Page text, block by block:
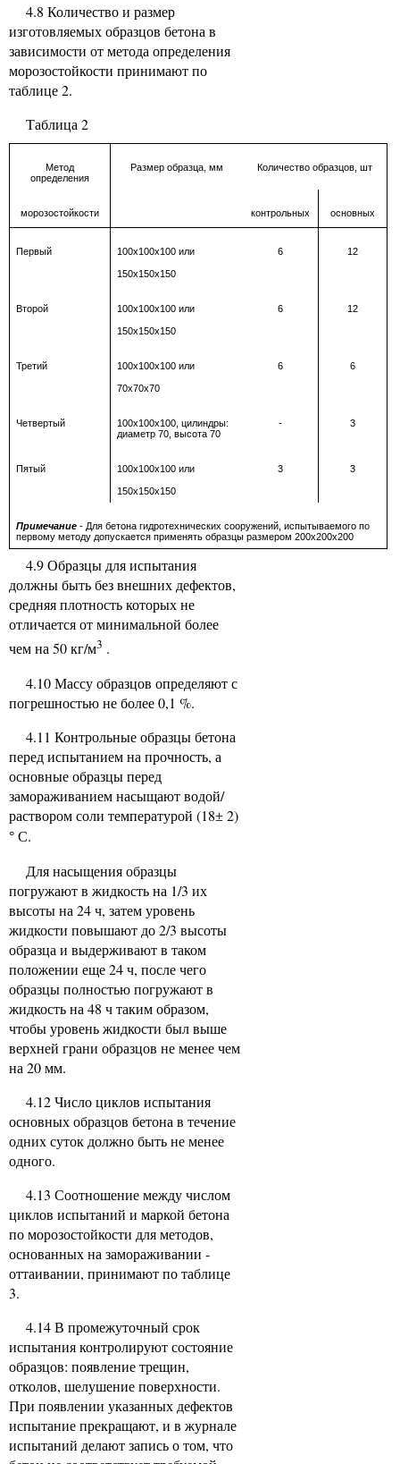
4.8 Количество и размер
изготовляемых образцов бетона в
зависимости от метода определения
морозостойкости принимают по
таблице 2.
Таблица 2
Метод
определения
Размер образца, мм Количество образцов, шт
морозостойкости контрольных основных
Первый 100х100х100 или
150х150х150
6 12
Второй 100х100х100 или
150х150х150
6 12
Третий 100х100х100 или
70х70х70
6 6
Четвертый
100х100х100, цилиндры:
диаметр 70, высота 70
- 3
Пятый 100х100х100 или
150х150х150
3 3
Примечание - Для бетона гидротехнических сооружений, испытываемого по
первому методу допускается применять образцы размером 200х200х200
4.9 Образцы для испытания
должны быть без внешних дефектов,
средняя плотность которых не
отличается от минимальной более
чем на 50 кг/м3 .
4.10 Массу образцов определяют с
погрешностью не более 0,1 %.
4.11 Контрольные образцы бетона
перед испытанием на прочность, а
основные образцы перед
замораживанием насыщают водой/
раствором соли температурой (18± 2)
° С.
Для насыщения образцы
погружают в жидкость на 1/3 их
высоты на 24 ч, затем уровень
жидкости повышают до 2/3 высоты
образца и выдерживают в таком
положении еще 24 ч, после чего
образцы полностью погружают в
жидкость на 48 ч таким образом,
чтобы уровень жидкости был выше
верхней грани образцов не менее чем
на 20 мм.
4.12 Число циклов испытания
основных образцов бетона в течение
одних суток должно быть не менее
одного.
4.13 Соотношение между числом
циклов испытаний и маркой бетона
по морозостойкости для методов,
основанных на замораживании -
оттаивании, принимают по таблице
3.
4.14 В промежуточный срок
испытания контролируют состояние
образцов: появление трещин,
отколов, шелушение поверхности.
При появлении указанных дефектов
испытание прекращают, и в журнале
испытаний делают запись о том, что